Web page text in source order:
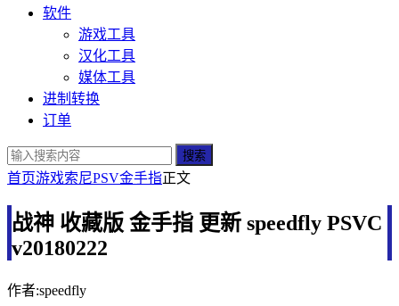
软件
游戏工具
汉化工具
媒体工具
进制转换
订单
搜索
首页游戏索尼PSV金手指正文
战神 收藏版 金手指 更新 speedfly PSVC
v20180222
作者:speedfly